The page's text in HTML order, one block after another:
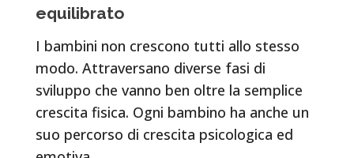
equilibrato
I bambini non crescono tutti allo stesso
modo. Attraversano diverse fasi di
sviluppo che vanno ben oltre la semplice
crescita fisica. Ogni bambino ha anche un
suo percorso di crescita psicologica ed